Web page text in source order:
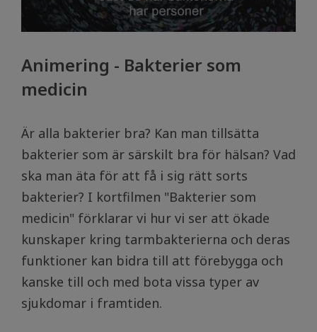
Animering - Bakterier som
medicin
Är alla bakterier bra? Kan man tillsätta
bakterier som är särskilt bra för hälsan? Vad
ska man äta för att få i sig rätt sorts
bakterier? I kortfilmen "Bakterier som
medicin" förklarar vi hur vi ser att ökade
kunskaper kring tarmbakterierna och deras
funktioner kan bidra till att förebygga och
kanske till och med bota vissa typer av
sjukdomar i framtiden.